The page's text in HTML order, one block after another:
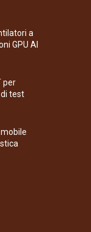
a
GPU AI
per
test